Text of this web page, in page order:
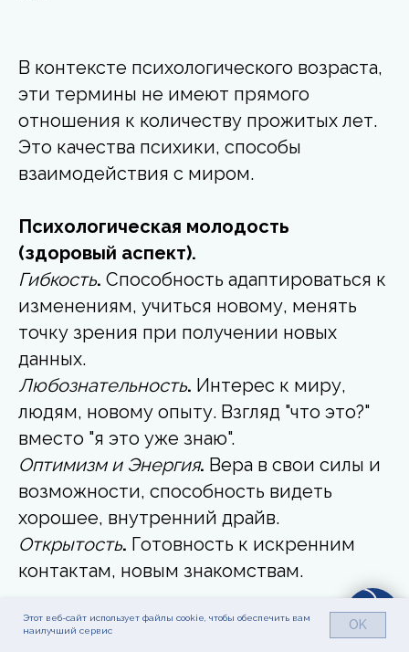
В контексте психологического возраста,
эти термины не имеют прямого
отношения к количеству прожитых лет.
Это качества психики, способы
взаимодействия с миром.
Психологическая молодость
(здоровый аспект).
Гибкость. Способность адаптироваться к
изменениям, учиться новому, менять
точку зрения при получении новых
данных.
Любознательность. Интерес к миру,
людям, новому опыту. Взгляд "что это?"
вместо "я это уже знаю".
Оптимизм и Энергия. Вера в свои силы и
возможности, способность видеть
хорошее, внутренний драйв.
Открытость. Готовность к искренним
контактам, новым знакомствам.
Пример
Этот веб-сайт использует файлы cookie, чтобы обеспечить вам
наилучший сервис
OK